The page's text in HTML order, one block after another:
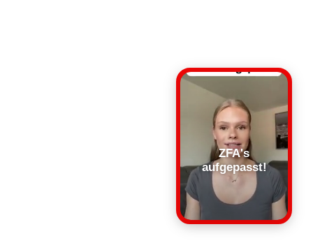
ZFA's
aufgepasst!